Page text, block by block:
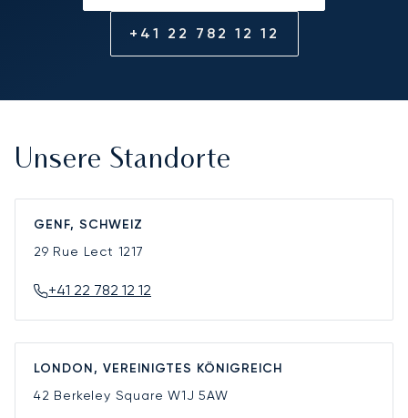
+41 22 782 12 12
Unsere Standorte
GENF, SCHWEIZ
29 Rue Lect 1217
+41 22 782 12 12
LONDON, VEREINIGTES KÖNIGREICH
42 Berkeley SquareW1J 5AW